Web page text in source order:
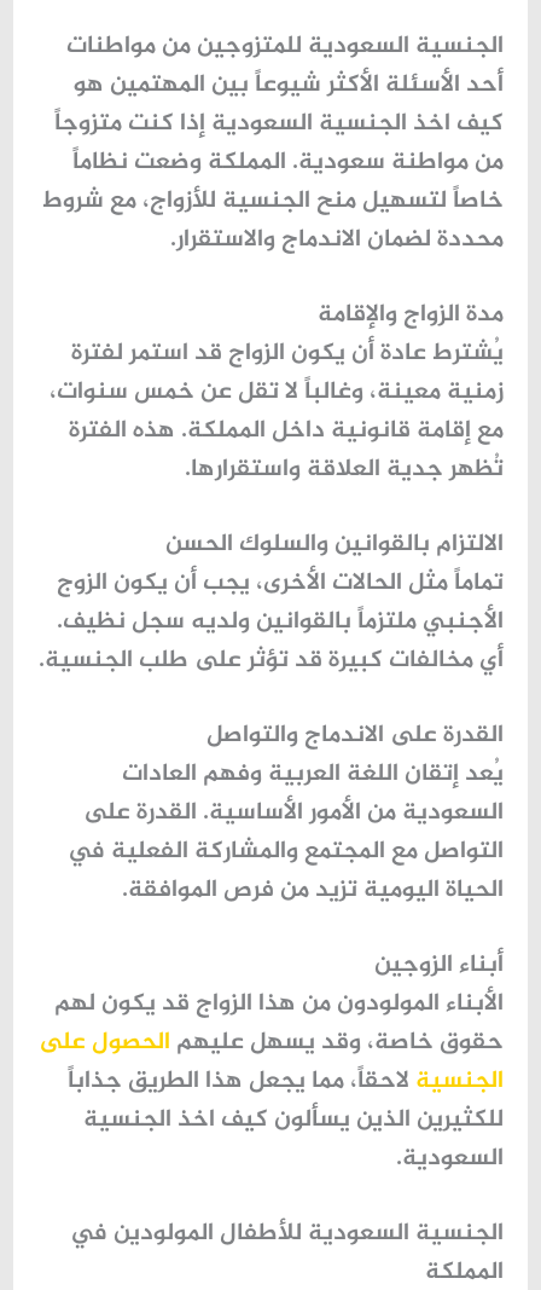
الجنسية السعودية للمتزوجين من مواطنات
أحد الأسئلة الأكثر شيوعاً بين المهتمين هو
كيف اخذ الجنسية السعوديةإذا كنت متزوجاً
من مواطنة سعودية. المملكة وضعت نظاماً
خاصاً لتسهيل منح الجنسية للأزواج، مع شروط
محددة لضمان الاندماج والاستقرار.
مدة الزواج والإقامة
يُشترط عادة أن يكون الزواج قد استمر لفترة
زمنية معينة، وغالباً لا تقل عن خمس سنوات،
مع إقامة قانونية داخل المملكة. هذه الفترة
تُظهر جدية العلاقة واستقرارها.
الالتزام بالقوانين والسلوك الحسن
تماماً مثل الحالات الأخرى، يجب أن يكون الزوج
الأجنبيملتزماً بالقوانين ولديه سجل نظيف.
أي مخالفات كبيرة قد تؤثر على طلب الجنسية.
القدرة على الاندماج والتواصل
يُعدإتقان اللغة العربية وفهم العادات
السعودية من الأمور الأساسية. القدرة على
التواصل مع المجتمع والمشاركة الفعلية في
الحياة اليومية تزيد من فرص الموافقة.
أبناء الزوجين
الأبناء المولودون من هذا الزواج قد يكون لهم
حقوق خاصة، وقد يسهل عليهم الحصول على
الجنسية لاحقاً، مما يجعل هذا الطريق جذاباً
للكثيرين الذين يسألون كيف اخذ الجنسية
السعودية.
الجنسية السعودية للأطفال المولودين في
المملكة